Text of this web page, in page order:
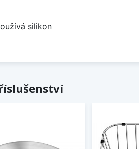
silikon